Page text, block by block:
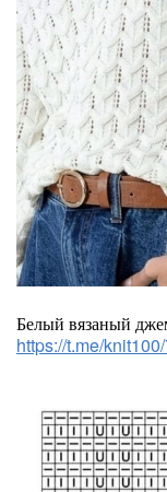
Белый вязаный
https://t.me/